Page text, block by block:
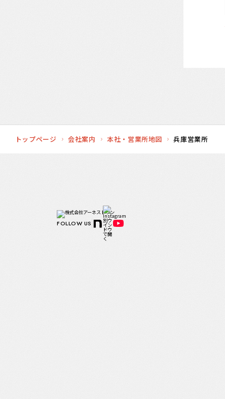
トップページ 会社案内 本社・営業所地図 兵庫営業所
FOLLOW US